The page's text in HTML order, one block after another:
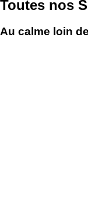
Toutes nos
Au calme loin